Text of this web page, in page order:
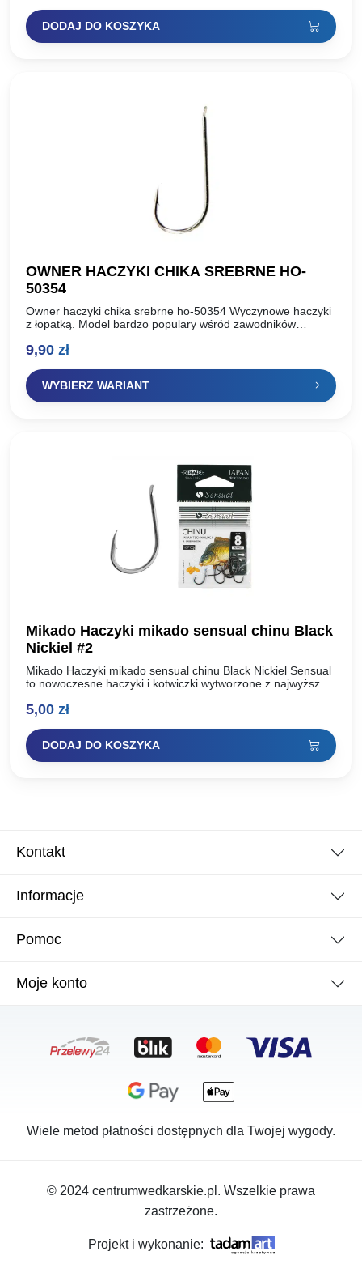
DODAJ DO KOSZYKA
OWNER HACZYKI CHIKA SREBRNE HO-
50354
Owner haczyki chika srebrne ho-50354 Wyczynowe haczyki
z łopatką. Model bardzo populary wśród zawodników
do zbrojenia ochotki. Opakowanie:…
9,90 zł
WYBIERZ WARIANT
Mikado Haczyki mikado sensual chinu Black
Nickiel #2
Mikado Haczyki mikado sensual chinu Black Nickiel Sensual
to nowoczesne haczyki i kotwiczki wytworzone z najwyższej
dwóch technologii ostrzenia:…
5,00 zł
DODAJ DO KOSZYKA
Kontakt
Informacje
Pomoc
Moje konto
Wiele metod płatności dostępnych dla Twojej wygody.
© 2024 centrumwedkarskie.pl. Wszelkie prawa
zastrzeżone.
Projekt i wykonanie: